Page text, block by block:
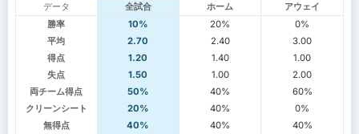
データ 全試合 ホーム
アウェイ
勝率
10% 20%
0%
平均
2.70 2.40
3.00
得点
1.20 1.40
1.00
失点
1.50 1.00
2.00
両チーム得点
50% 40%
60%
クリーンシート
20% 40%
0%
無得点
40% 40%
40%